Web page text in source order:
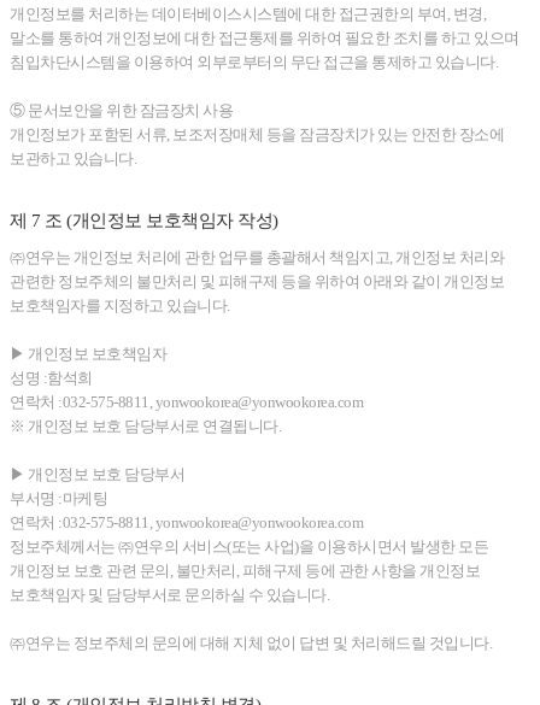
개인정보를 처리하는 데이터베이스시스템에 대한 접근권한의 부여, 변경,
말소를 통하여 개인정보에 대한 접근통제를 위하여 필요한 조치를 하고 있으며
침입차단시스템을 이용하여 외부로부터의 무단 접근을 통제하고 있습니다.
⑤ 문서보안을 위한 잠금장치 사용
개인정보가 포함된 서류, 보조저장매체 등을 잠금장치가 있는 안전한 장소에
보관하고 있습니다.
제 7 조 (개인정보 보호책임자 작성)
㈜연우는 개인정보 처리에 관한 업무를 총괄해서 책임지고, 개인정보 처리와
관련한 정보주체의 불만처리 및 피해구제 등을 위하여 아래와 같이 개인정보
보호책임자를 지정하고 있습니다.
▶ 개인정보 보호책임자
성명 :함석희
연락처 :032-575-8811, yonwookorea@yonwookorea.com
※ 개인정보 보호 담당부서로 연결됩니다.
▶ 개인정보 보호 담당부서
부서명 :마케팅
연락처 :032-575-8811, yonwookorea@yonwookorea.com
정보주체께서는 ㈜연우의 서비스(또는 사업)을 이용하시면서 발생한 모든
개인정보 보호 관련 문의, 불만처리, 피해구제 등에 관한 사항을 개인정보
보호책임자 및 담당부서로 문의하실 수 있습니다.
㈜연우는 정보주체의 문의에 대해 지체 없이 답변 및 처리해드릴 것입니다.